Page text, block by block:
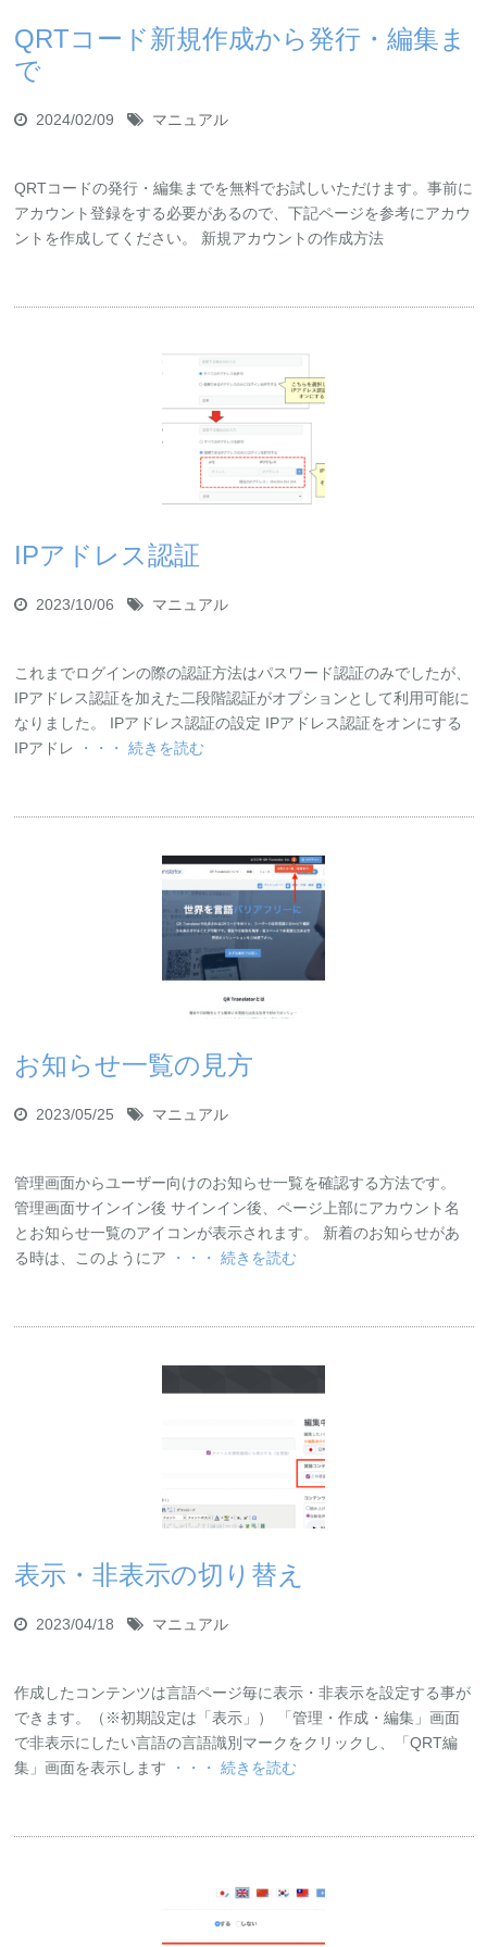
QRTコード新規作成から発行・編集ま
で
2024/02/09 マニュアル
QRTコードの発行・編集までを無料でお試しいただけます。事前に
アカウント登録をする必要があるので、下記ページを参考にアカウ
ントを作成してください。 新規アカウントの作成方法
IPアドレス認証
2023/10/06 マニュアル
これまでログインの際の認証方法はパスワード認証のみでしたが、
IPアドレス認証を加えた二段階認証がオプションとして利用可能に
なりました。 IPアドレス認証の設定 IPアドレス認証をオンにする
IPアドレ
・・・ 続きを読む
お知らせ一覧の見方
2023/05/25 マニュアル
管理画面からユーザー向けのお知らせ一覧を確認する方法です。
管理画面サインイン後 サインイン後、ページ上部にアカウント名
とお知らせ一覧のアイコンが表示されます。 新着のお知らせがあ
る時は、このようにア
・・・ 続きを読む
表示・非表示の切り替え
2023/04/18 マニュアル
作成したコンテンツは言語ページ毎に表示・非表示を設定する事が
できます。（※初期設定は「表示」） 「管理・作成・編集」画面
で非表示にしたい言語の言語識別マークをクリックし、「QRT編
集」画面を表示します
・・・ 続きを読む